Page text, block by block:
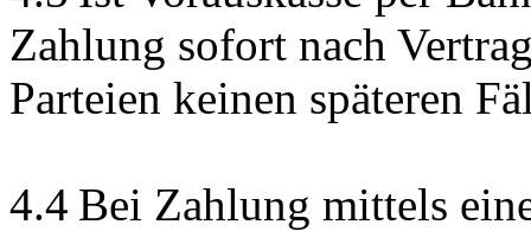
Zahlung sofort nach
Parteien keinen späteren
4.4 Bei Zahlung mittels